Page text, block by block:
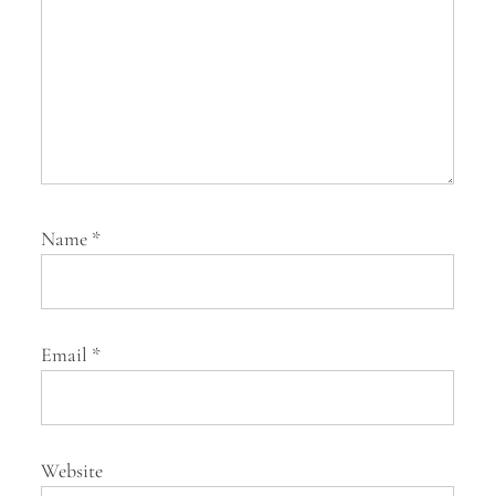
Name *
Email *
Website